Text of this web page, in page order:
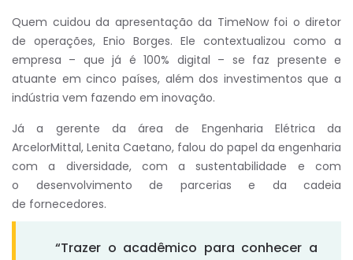
Quem cuidou da apresentação da TimeNow foi o diretor
de operações, Enio Borges. Ele contextualizou como a
empresa – que já é 100% digital – se faz presente e
atuante em cinco países, além dos investimentos que a
indústria vem fazendo em inovação.
Já a gerente da área de Engenharia Elétrica da
ArcelorMittal, Lenita Caetano, falou do papel da engenharia
com a diversidade, com a sustentabilidade e com
o desenvolvimento de parcerias e da cadeia
de fornecedores.
“Trazer o acadêmico para conhecer a